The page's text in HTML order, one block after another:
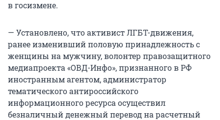
в госизмене.
— Установлено, что активист ЛГБТ-движения,
ранее изменивший половую принадлежность с
женщины на мужчину, волонтер правозащитного
медиапроекта «ОВД-Инфо», признанного в РФ
иностранным агентом, администратор
тематического антироссийского
информационного ресурса осуществил
безналичный денежный перевод на расчетный